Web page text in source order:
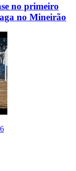
no primeiro
no Mineirão